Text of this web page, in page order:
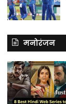
मनोरंजन